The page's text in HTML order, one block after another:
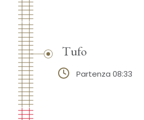
Tufo
Partenza 08:33